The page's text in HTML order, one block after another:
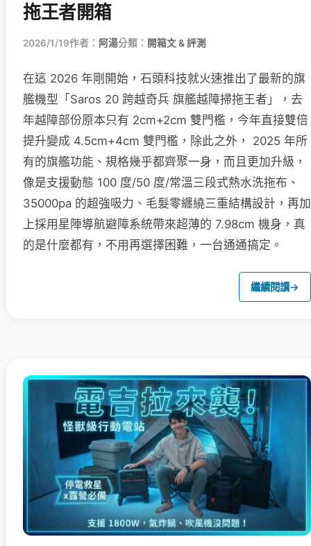
拖王者開箱
2026/1/19作者： 阿湯分類： 開箱文 & 評測
在這 2026 年剛開始，石頭科技就火速推出了最新的旗
艦機型「Saros 20 跨越奇兵 旗艦越障掃拖王者」，去
年越障部份原本只有 2cm+2cm 雙門檻，今年直接雙倍
提升變成 4.5cm+4cm 雙門檻，除此之外， 2025 年所
有的旗艦功能、規格幾乎都齊聚一身，而且更加升級，
像是支援動態 100 度/50 度/常溫三段式熱水洗拖布、
35000pa 的超強吸力、毛髮零纏繞三重結構設計，再加
上採用星陣導航避障系統帶來超薄的 7.98cm 機身，真
的是什麼都有，不用再選擇困難，一台通通搞定。
繼續閱讀→